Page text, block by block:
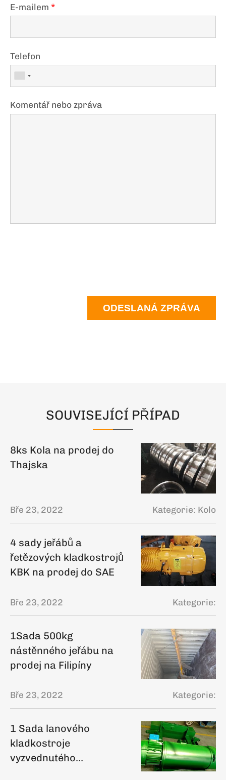
E-mailem *
Telefon
Komentář nebo zpráva
ODESLANÁ ZPRÁVA
SOUVISEJÍCÍ PŘÍPAD
8ks Kola na prodej do
Thajska
Bře 23, 2022 Kategorie: Kolo
4 sady jeřábů a
řetězových kladkostrojů
KBK na prodej do SAE
Bře 23, 2022 Kategorie:
1Sada 500kg
nástěnného jeřábu na
prodej na Filipíny
Bře 23, 2022 Kategorie:
1 Sada lanového
kladkostroje
vyzvednutého